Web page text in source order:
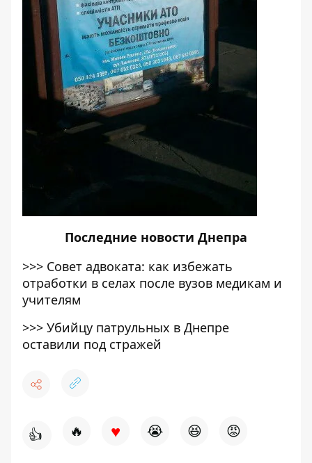
Последние новости Днепра
>>> Совет адвоката: как избежать
отработки в селах после вузов медикам и
учителям
>>> Убийцу патрульных в Днепре
оставили под стражей
👍 🔥 ♥ 😭 😆 😡